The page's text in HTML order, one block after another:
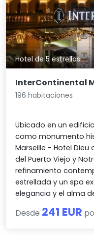
Hotel de 5 estrellas
InterContinental
196 habitaciones
Ubicado en un
como monumento
Marseille - Hotel
del Puerto Viejo y
refinamiento
estrellada y un spa
elegancia y el alma
Desde 241 EUR